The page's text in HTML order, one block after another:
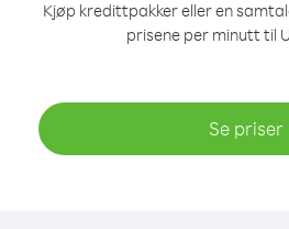
Kjøp kredittpakker eller en
prisene per minutt til
Se priser